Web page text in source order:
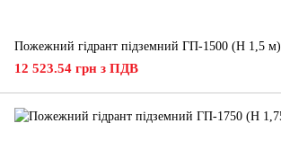
Пожежний гідрант підземний ГП-1500 (H 1,5 м)
12 523.54 грн з ПДВ